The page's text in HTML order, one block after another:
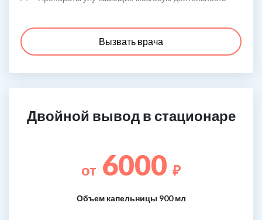
Вызвать врача
Двойной вывод в стационаре
от 6000 ₽
Объем капельницы 900 мл